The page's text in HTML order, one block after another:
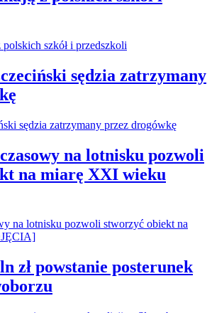
sędzia zatrzymany
na lotnisku pozwoli
na miarę XXI wieku
zł powstanie posterunek